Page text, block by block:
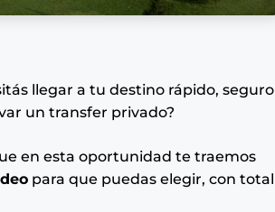
llegar a tu destino rápido,
un transfer privado?
en esta oportunidad te traemos
para que puedas elegir, con total